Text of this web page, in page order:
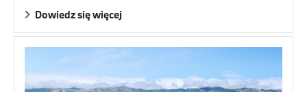
Dowiedz się więcej